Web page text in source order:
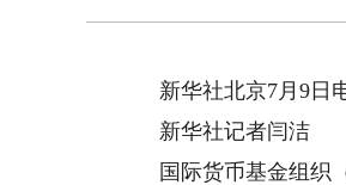
新华社北京7月9日
新华社记者闫洁
国际货币基金组织（